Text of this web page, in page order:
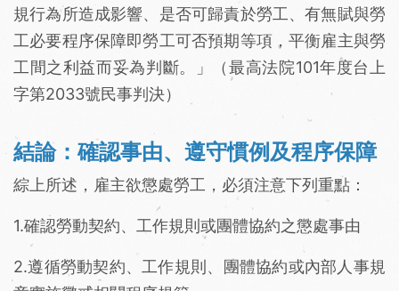
規行為所造成影響、是否可歸責於勞工、有無賦與勞
工必要程序保障即勞工可否預期等項，平衡雇主與勞
工間之利益而妥為判斷。」（最高法院101年度台上
字第2033號民事判決）
結論：確認事由、遵守慣例及程序保障
綜上所述，雇主欲懲處勞工，必須注意下列重點：
1.確認勞動契約、工作規則或團體協約之懲處事由
2.遵循勞動契約、工作規則、團體協約或內部人事規